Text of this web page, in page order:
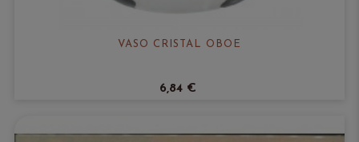
VASO CRISTAL OBOE
6,84 €